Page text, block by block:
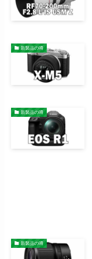
新製品の噂
新製品の噂
新製品の噂